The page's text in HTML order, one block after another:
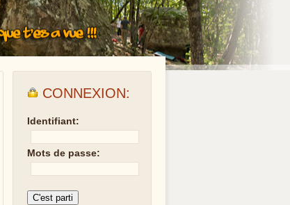
CONNEXION:
Identifiant:
Mots de passe: